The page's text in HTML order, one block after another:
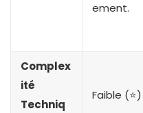
ement.
Complex
ité
Techniq
Faible (⭐)